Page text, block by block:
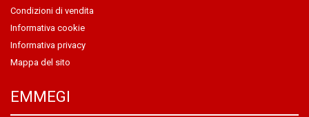
Condizioni di vendita
Informativa cookie
Informativa privacy
Mappa del sito
EMMEGI